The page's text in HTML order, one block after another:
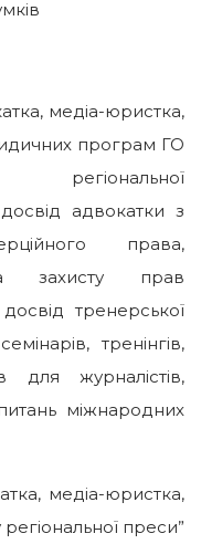
медіа-юристка,
програм ГО
адвокатки з
права,
захисту прав
тренерської
тренінгів,
для журналістів,
міжнародних
медіа-юристка,
преси”